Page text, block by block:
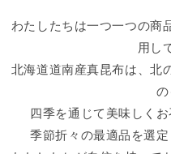
わたしたちは一つ一つの商
用し
北海道道南産真昆布は、北
の
四季を通じて美味しく
季節折々の最適品を選